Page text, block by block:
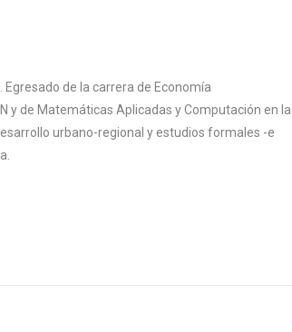
de la carrera de Economía
y de Matemáticas Aplicadas y Computación en la
urbano-regional y estudios formales -e